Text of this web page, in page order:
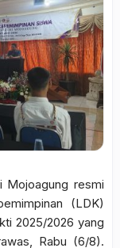
Mojoagung resmi
(LDK)
2025/2026 yang
Rabu (6/8).